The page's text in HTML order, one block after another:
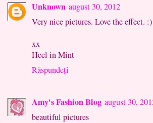
Unknown august 30, 2012
Very nice pictures. Love the effect. :)
xx
Heel in Mint
Răspundeți
Amy's Fashion Blog august 30,
beautiful pictures